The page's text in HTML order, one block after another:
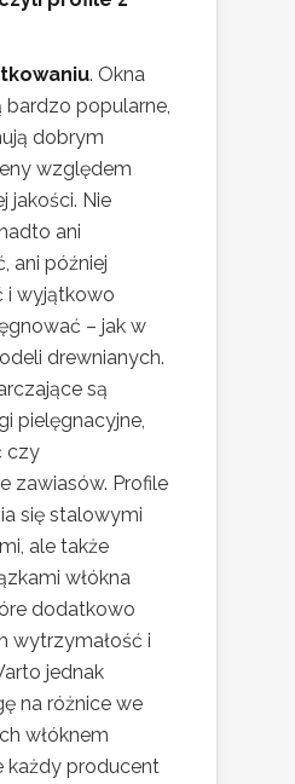
. Okna
bardzo popularne,
dobrym
względem
jakości. Nie
ani
ani później
i wyjątkowo
– jak w
drewnianych.
są
pielęgnacyjne,
czy
zawiasów. Profile
się stalowymi
ale także
włókna
dodatkowo
wytrzymałość i
jednak
na różnice we
włóknem
każdy producent